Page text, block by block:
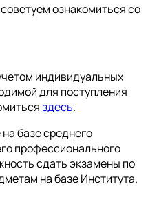
ознакомиться со
индивидуальных
для поступления
здесь.
базе среднего
профессионального
сдать экзамены по
на базе Института.